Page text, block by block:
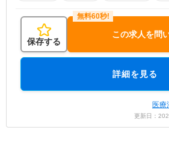
保存する
この求人を問
詳細を見る
医療
更新日：